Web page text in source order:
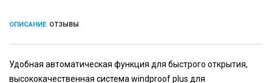
ОПИСАНИЕ ОТЗЫВЫ
Удобная автоматическая функция для быстрого открытия,
высококачественная система windproof plus для